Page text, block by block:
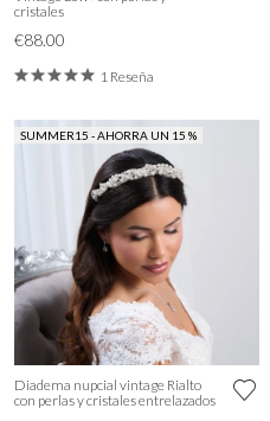
cristales
€88.00
1 Reseña
SUMMER15 - AHORRA UN 15 %
Diadema nupcial vintage Rialto
con perlas y cristales entrelazados